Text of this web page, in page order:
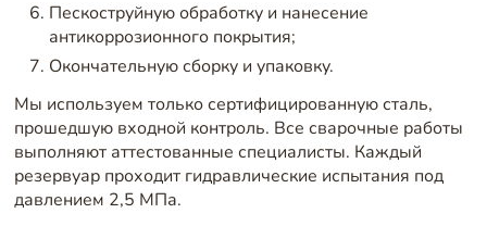
Пескоструйную обработку и нанесение
антикоррозионного покрытия;
Окончательную сборку и упаковку.
Мы используем только сертифицированную сталь,
прошедшую входной контроль. Все сварочные работы
выполняют аттестованные специалисты. Каждый
резервуар проходит гидравлические испытания под
давлением 2,5 МПа.